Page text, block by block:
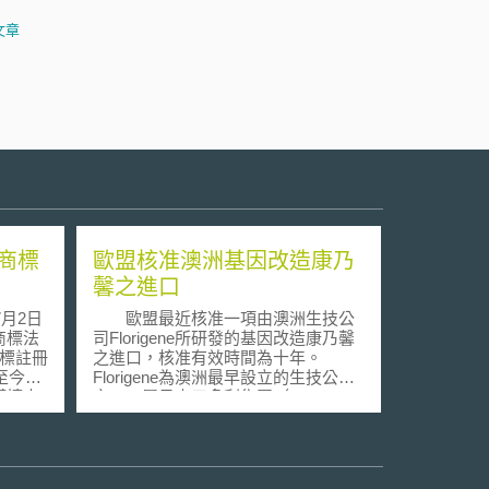
章
標
2日
標法
註冊
今已
大
集體
歐盟核准澳洲基因改造康乃
馨之進口
歐盟最近核准一項由澳洲生技公
司Florigene所研發的基因改造康乃馨
之進口，核准有效時間為十年。
Florigene為澳洲最早設立的生技公司
之一，屬日本三多利集團（Suntory
group）之一，Florigene的基因改造康